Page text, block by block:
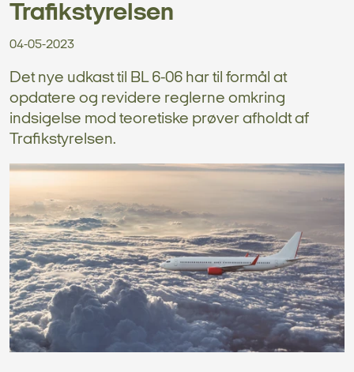
Trafikstyrelsen
04-05-2023
Det nye udkast til BL 6-06 har til formål at
opdatere og revidere reglerne omkring
indsigelse mod teoretiske prøver afholdt af
Trafikstyrelsen.